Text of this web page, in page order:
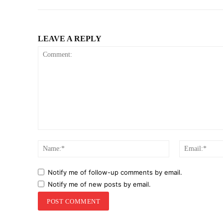
LEAVE A REPLY
Name:*
Notify me of follow-up comments by email.
Notify me of new posts by email.